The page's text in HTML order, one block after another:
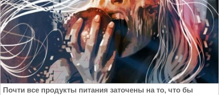
Почти все продукты питания заточены на то, что бы